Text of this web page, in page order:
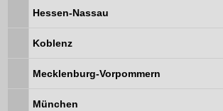
Hessen-Nassau
Koblenz
Mecklenburg-Vorpommern
München